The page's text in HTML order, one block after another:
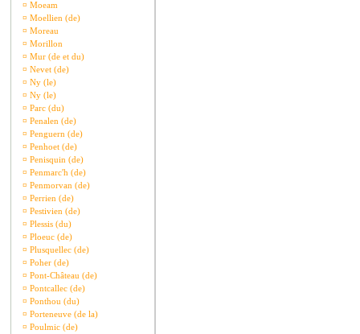
¤ Moeam
¤ Moellien (de)
¤ Moreau
¤ Morillon
¤ Mur (de et du)
¤ Nevet (de)
¤ Ny (le)
¤ Ny (le)
¤ Parc (du)
¤ Penalen (de)
¤ Penguern (de)
¤ Penhoet (de)
¤ Penisquin (de)
¤ Penmarc'h (de)
¤ Penmorvan (de)
¤ Perrien (de)
¤ Pestivien (de)
¤ Plessis (du)
¤ Ploeuc (de)
¤ Plusquellec (de)
¤ Poher (de)
¤ Pont-Château (de)
¤ Pontcallec (de)
¤ Ponthou (du)
¤ Porteneuve (de la)
¤ Poulmic (de)